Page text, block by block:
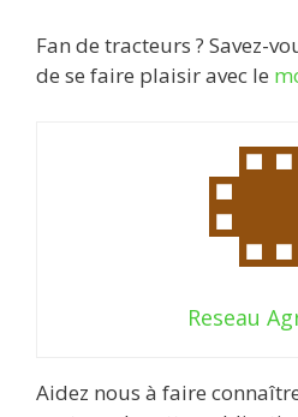
Fan de tracteurs ? Savez-
de se faire plaisir avec le
Reseau
Aidez nous à faire